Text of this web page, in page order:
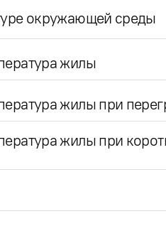
окружающей среды
жилы
жилы при
жилы при